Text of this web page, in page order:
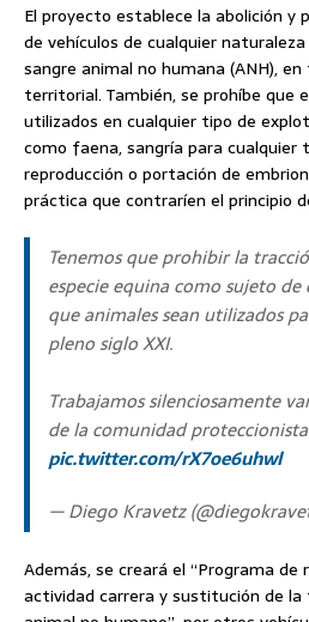
El proyecto establece la abolición y
de vehículos de cualquier
sangre animal no humana (ANH),
territorial. También, se prohíbe que
utilizados en cualquier tipo de
como faena, sangría para cualquier
reproducción o portación de
práctica que contraríen el principio
Tenemos que prohibir la
especie equina como sujeto de
que animales sean utilizados
pleno siglo XXI.
Trabajamos silenciosamente
de la comunidad
pic.twitter.com/rX7oe6uhwl
— Diego Kravetz
Además, se creará el “Programa de
actividad carrera y sustitución de la